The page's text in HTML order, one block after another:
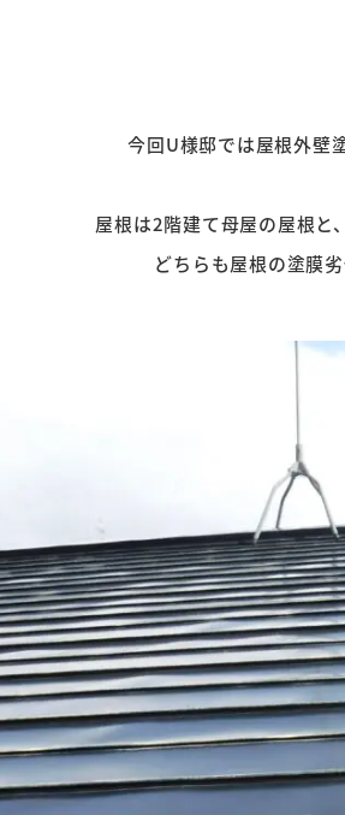
今回U様邸では屋根外壁
屋根は2階建て母屋の屋根と
どちらも屋根の塗膜